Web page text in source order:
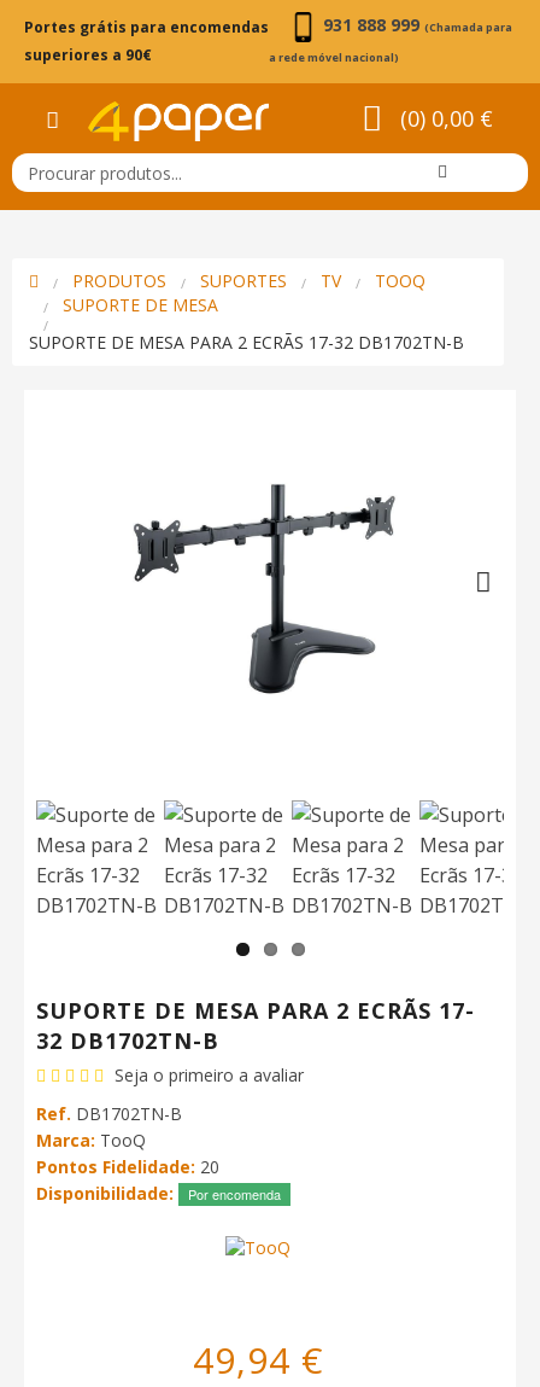
Portes grátis para encomendas
superiores a 90€
931 888 999 (Chamada para
a rede móvel nacional)
(0) 0,00 €
PRODUTOS SUPORTES TV
TOOQ
SUPORTE DE MESA
SUPORTE DE MESA PARA 2 ECRÃS 17-32 DB1702TN-B
SUPORTE DE MESA PARA 2 ECRÃS 17-
32 DB1702TN-B
Seja o primeiro a avaliar
Ref. DB1702TN-B
Marca: TooQ
Pontos Fidelidade: 20
Disponibilidade:
Por encomenda
49,94 €